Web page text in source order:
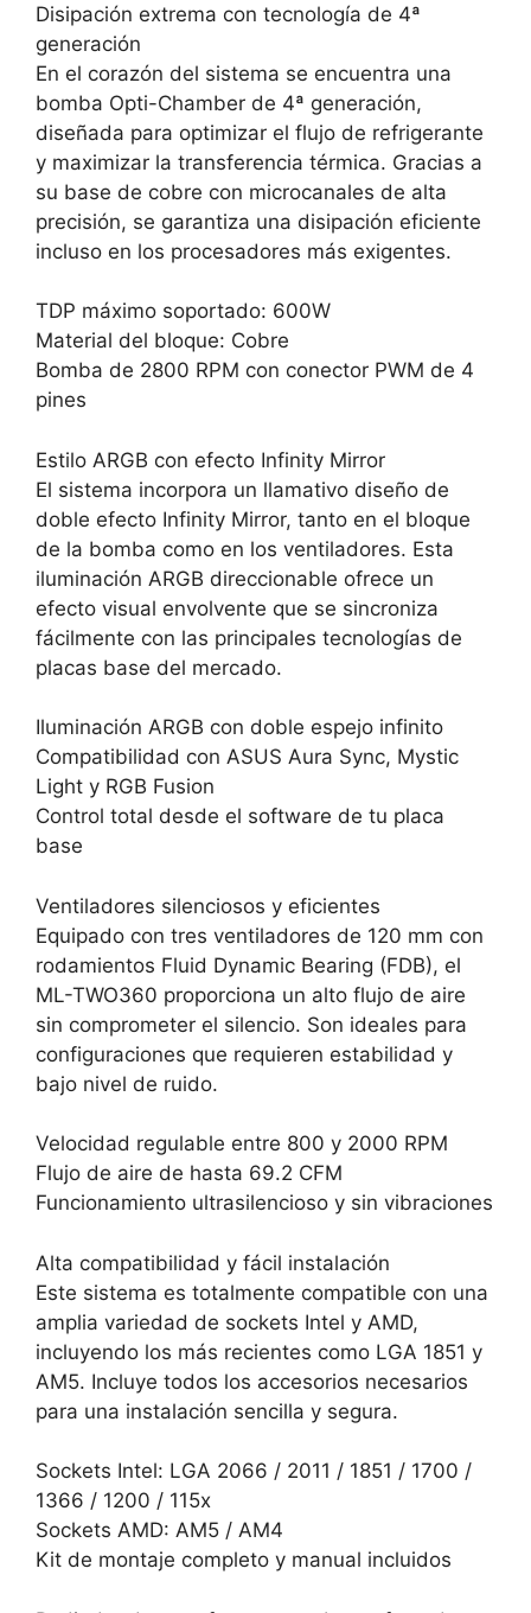
Disipación extrema con tecnología de 4ª
generación
En el corazón del sistema se encuentra una
bomba Opti-Chamber de 4ª generación,
diseñada para optimizar el flujo de refrigerante
y maximizar la transferencia térmica. Gracias a
su base de cobre con microcanales de alta
precisión, se garantiza una disipación eficiente
incluso en los procesadores más exigentes.
TDP máximo soportado: 600W
Material del bloque: Cobre
Bomba de 2800 RPM con conector PWM de 4
pines
Estilo ARGB con efecto Infinity Mirror
El sistema incorpora un llamativo diseño de
doble efecto Infinity Mirror, tanto en el bloque
de la bomba como en los ventiladores. Esta
iluminación ARGB direccionable ofrece un
efecto visual envolvente que se sincroniza
fácilmente con las principales tecnologías de
placas base del mercado.
Iluminación ARGB con doble espejo infinito
Compatibilidad con ASUS Aura Sync, Mystic
Light y RGB Fusion
Control total desde el software de tu placa
base
Ventiladores silenciosos y eficientes
Equipado con tres ventiladores de 120 mm con
rodamientos Fluid Dynamic Bearing (FDB), el
ML-TWO360 proporciona un alto flujo de aire
sin comprometer el silencio. Son ideales para
configuraciones que requieren estabilidad y
bajo nivel de ruido.
Velocidad regulable entre 800 y 2000 RPM
Flujo de aire de hasta 69.2 CFM
Funcionamiento ultrasilencioso y sin vibraciones
Alta compatibilidad y fácil instalación
Este sistema es totalmente compatible con una
amplia variedad de sockets Intel y AMD,
incluyendo los más recientes como LGA 1851 y
AM5. Incluye todos los accesorios necesarios
para una instalación sencilla y segura.
Sockets Intel: LGA 2066 / 2011 / 1851 / 1700 /
1366 / 1200 / 115x
Sockets AMD: AM5 / AM4
Kit de montaje completo y manual incluidos